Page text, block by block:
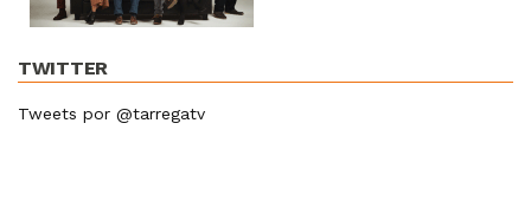
TWITTER
Tweets por @tarregatv